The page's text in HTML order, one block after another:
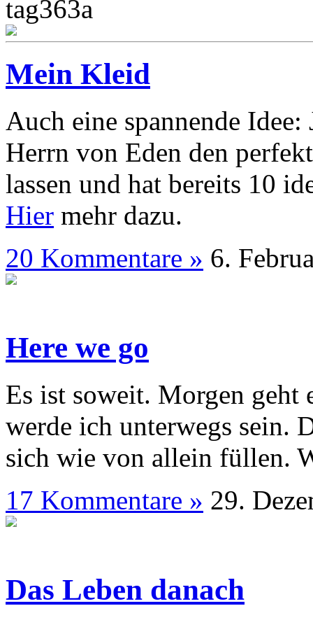
Mein Kleid
Auch eine spannende
Herrn von Eden den
lassen und hat bereits 10
Hier mehr dazu.
20 Kommentare » 6.
Here we go
Es ist soweit. Morgen geht
werde ich unterwegs sein.
sich wie von allein füllen.
17 Kommentare » 29.
Das Leben danach